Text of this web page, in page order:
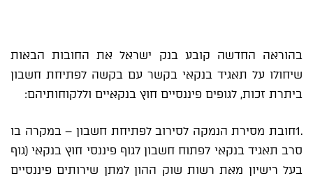
בהוראה החדשה קובע בנק ישראל את החובות הבאות
שיחולו על תאגיד בנקאי בקשר עם בקשה לפתיחת חשבון
ביתרת זכות, לגופים פיננסיים חוץ בנקאיים וללקוחותיהם:
.1חובת מסירת הנמקה לסירוב לפתיחת חשבון – במקרה בו
סרב תאגיד בנקאי לפתוח חשבון לגוף פיננסי חוץ בנקאי (גוף
בעל רישיון מאת רשות שוק ההון למתן שירותים פיננסיים